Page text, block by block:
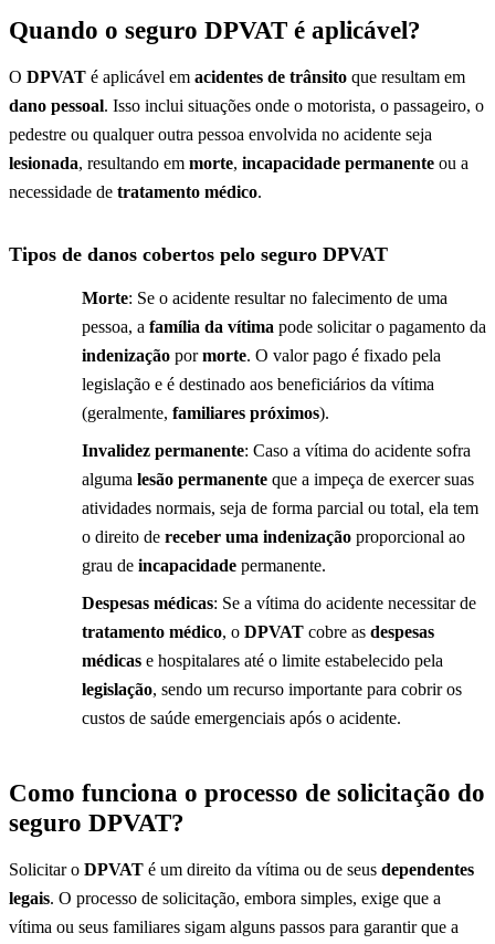
Quando o seguro DPVAT é aplicável?
O DPVAT é aplicável em acidentes de trânsito que resultam em
dano pessoal. Isso inclui situações onde o motorista, o passageiro, o
pedestre ou qualquer outra pessoa envolvida no acidente seja
lesionada, resultando em morte, incapacidade permanente ou a
necessidade de tratamento médico.
Tipos de danos cobertos pelo seguro DPVAT
Morte: Se o acidente resultar no falecimento de uma
pessoa, a família da vítima pode solicitar o pagamento da
indenização pormorte. O valor pago é fixado pela
legislação e é destinado aos beneficiários da vítima
(geralmente, familiares próximos).
Invalidez permanente: Caso a vítima do acidente sofra
alguma lesão permanente que a impeça de exercer suas
atividades normais, seja de forma parcial ou total, ela tem
o direito de receber uma indenização proporcional ao
grau de incapacidade permanente.
Despesas médicas: Se a vítima do acidente necessitar de
tratamento médico, o DPVAT cobre as despesas
médicas e hospitalares até o limite estabelecido pela
legislação, sendo um recurso importante para cobrir os
custos de saúde emergenciais após o acidente.
Como funciona o processo de solicitação do
seguro DPVAT?
Solicitar o DPVAT é um direito da vítima ou de seus dependentes
legais. O processo de solicitação, embora simples, exige que a
vítima ou seus familiares sigam alguns passos para garantir que a